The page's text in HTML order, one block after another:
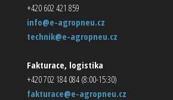
+420 602 421 859
info@e-agropneu.cz
technik@e-agropneu.cz
Fakturace, logistika
+420 702 184 084 (8:00-15:30)
fakturace@e-agropneu.cz